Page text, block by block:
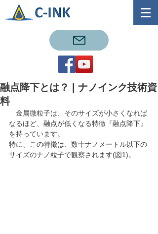
融点降下とは？ | ナノインク技術資
料
金属微粒子は、そのサイズが小さくなれば
なるほど、融点が低くなる特徴『融点降下』
を持っています。
特に、この特徴は、数十ナノメートル以下の
サイズのナノ粒子で観察されます(図1)。